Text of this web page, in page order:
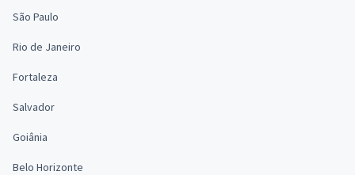
São Paulo
Rio de Janeiro
Fortaleza
Salvador
Goiânia
Belo Horizonte